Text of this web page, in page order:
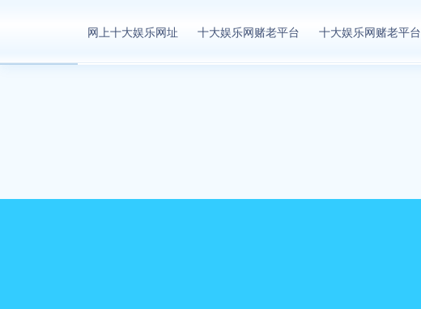
网上十大娱乐网址
网上十大娱乐网址 十大娱乐网赌老平台 十大娱乐网赌老平台